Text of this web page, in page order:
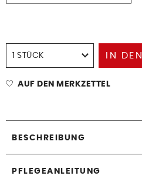
IN DEN
AUF DEN MERKZETTEL
BESCHREIBUNG
PFLEGEANLEITUNG